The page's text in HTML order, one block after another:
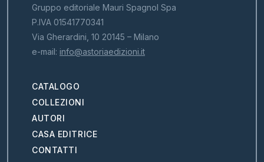
Gruppo editoriale Mauri Spagnol Spa
P.IVA 01541770341
Via Gherardini, 10 20145 – Milano
e-mail: info@astoriaedizioni.it
CATALOGO
COLLEZIONI
AUTORI
CASA EDITRICE
CONTATTI